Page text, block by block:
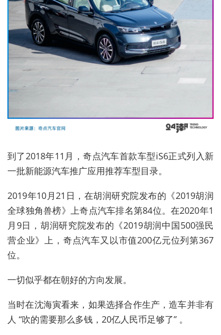
到了2018年11月，奇点汽车首款车型iS6正式列入新
一批新能源汽车推广应用推荐车型目录。
2019年10月21日，在胡润研究院发布的《2019胡润
全球独角兽榜》上奇点汽车排名第84位。在2020年1
月9日，胡润研究院发布的《2019胡润中国500强民
营企业》上，奇点汽车又以市值200亿元位列第367
位。
一切似乎都在朝好的方向发展。
当时在沈海寅看来，如果选择合作生产，造车并非有
人 “吹的需要那么多钱，20亿人民币足够了” 。